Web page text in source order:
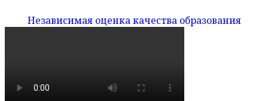
Независимая оценка качества образования